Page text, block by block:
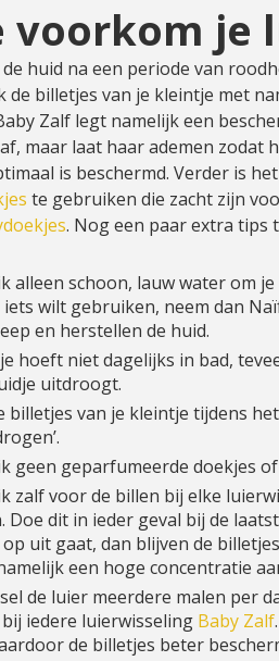
voorkom je
huid na een periode van
de billetjes van je kleintje met
Zalf legt namelijk een
maar laat haar ademen zodat
is beschermd. Verder is
te gebruiken die zacht zijn
. Nog een paar extra tips
alleen schoon, lauw water om
iets wilt gebruiken, neem dan
en herstellen de huid.
hoeft niet dagelijks in bad,
uitdroogt.
billetjes van je kleintje tijdens
geen geparfumeerde doekjes
zalf voor de billen bij elke
Doe dit in ieder geval bij de
uit gaat, dan blijven de
een hoge concentratie
de luier meerdere malen per
iedere luierwisseling Baby Zalf
de billetjes beter